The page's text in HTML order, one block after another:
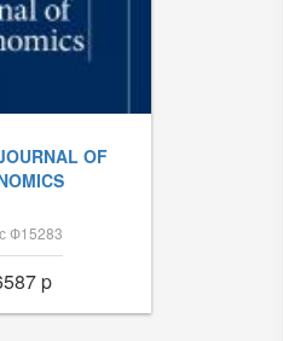
OF
Ф15283
p